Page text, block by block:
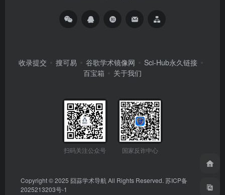
收录提交 搜可易 谷歌学术镜像网
Sci-Hub永久链接
百宝箱
关于我们
扫码关注公众号 国家反诈中心
Copyright © 2025 囧蒜学术导航 All Rights Reserved. 苏ICP备
2025213203号-1